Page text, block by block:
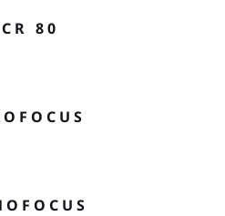
80